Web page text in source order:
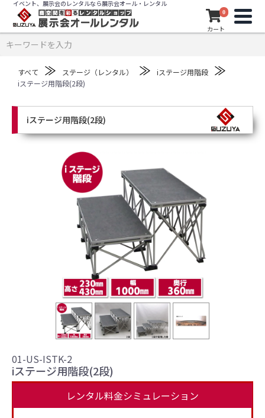
イベント、展示会のレンタルなら展示会オール・レンタル
0
カート
すべて ≫ ステージ（レンタル） ≫ iステージ用階段 ≫
iステージ用階段(2段)
iステージ用階段(2段)
01-US-ISTK-2
iステージ用階段(2段)
レンタル料金シミュレーション